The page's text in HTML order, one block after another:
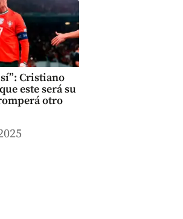
Cristiano
este será su
otro